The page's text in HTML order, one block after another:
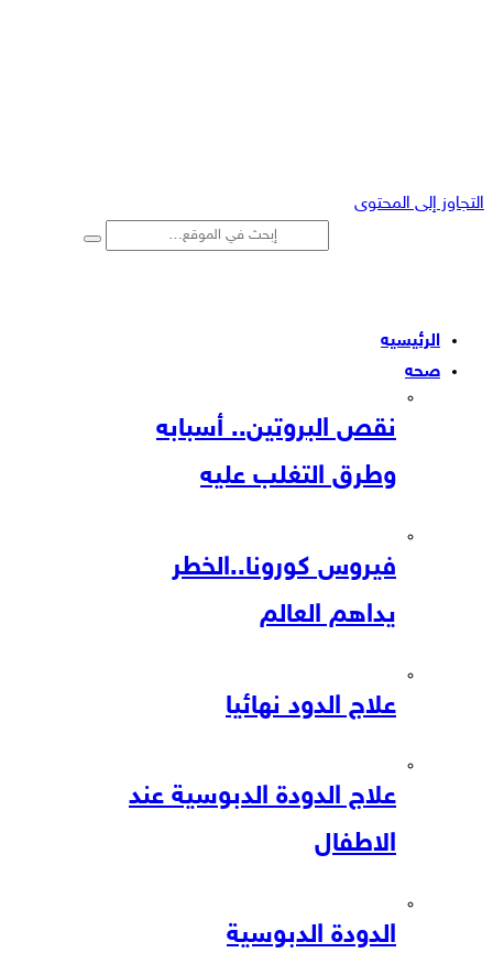
التجاوز إلى المحتوى
الرئيسيه
صحه
نقص البروتين.. أسبابه
وطرق التغلب عليه
فيروس كورونا..الخطر
يداهم العالم
علاج الدود نهائيا
علاج الدودة الدبوسية عند
الاطفال
الدودة الدبوسية